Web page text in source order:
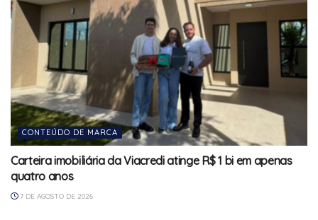
CONTEÚDO DE MARCA
Carteira imobiliária da Viacredi atinge R$ 1 bi em apenas
quatro anos
7 DE AGOSTO DE 2026